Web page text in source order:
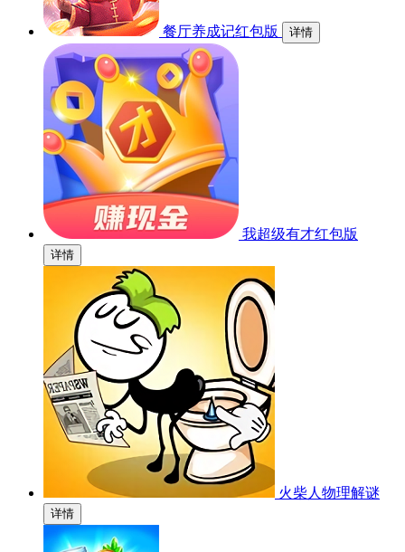
餐厅养成记红包版 详情
我超级有才红包版
详情
火柴人物理解谜
详情